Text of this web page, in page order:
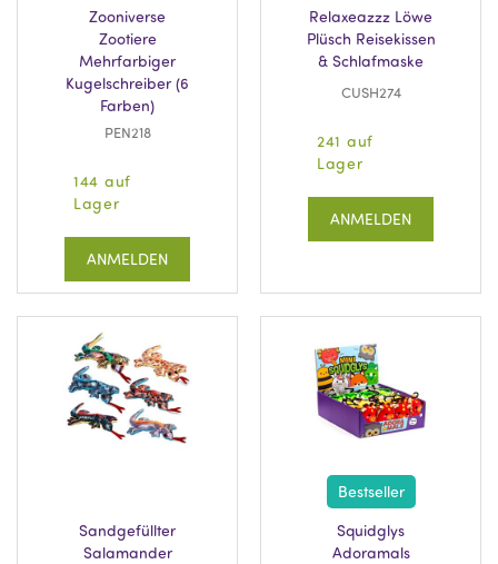
Zooniverse
Zootiere
Mehrfarbiger
Kugelschreiber (6
Farben)
PEN218
144 auf
Lager
ANMELDEN
Relaxeazzz Löwe
Plüsch Reisekissen
& Schlafmaske
CUSH274
241 auf
Lager
ANMELDEN
Sandgefüllter
Salamander
Bestseller
Squidglys
Adoramals